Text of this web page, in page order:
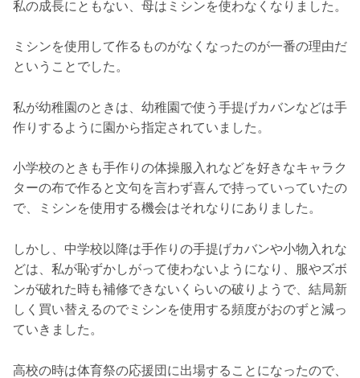
私の成長にともない、母はミシンを使わなくなりました。
ミシンを使用して作るものがなくなったのが一番の理由だ
ということでした。
私が幼稚園のときは、幼稚園で使う手提げカバンなどは手
作りするように園から指定されていました。
小学校のときも手作りの体操服入れなどを好きなキャラク
ターの布で作ると文句を言わず喜んで持っていっていたの
で、ミシンを使用する機会はそれなりにありました。
しかし、中学校以降は手作りの手提げカバンや小物入れな
どは、私が恥ずかしがって使わないようになり、服やズボ
ンが破れた時も補修できないくらいの破りようで、結局新
しく買い替えるのでミシンを使用する頻度がおのずと減っ
ていきました。
高校の時は体育祭の応援団に出場することになったので、